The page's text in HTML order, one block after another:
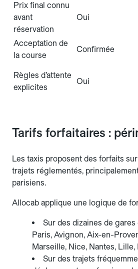
Prix final connu
avant
réservation
Oui
Acceptation de
la course
Confirmée
Règles d’attente
explicites
Oui
Tarifs forfaitaires :
Les taxis proposent des forfaits
trajets réglementés,
parisiens.
Allocab applique une logique de
Sur des dizaines de
Paris, Avignon, Aix-en-
Marseille, Nice, Nantes, Lille,
Sur des trajets